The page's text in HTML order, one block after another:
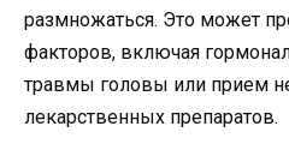
размножаться. Это может
факторов, включая
травмы головы или прием
лекарственных препаратов.